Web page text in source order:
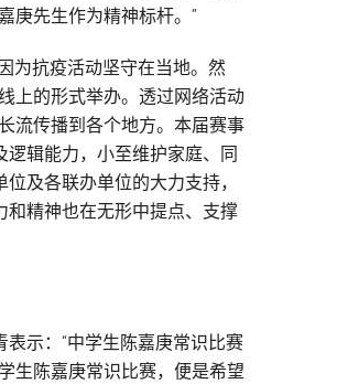
庚先生作为精神标杆。”
为抗疫活动坚守在当地。然
上的形式举办。透过网络活动
流传播到各个地方。本届赛事
辑能力，小至维护家庭、同
及各联办单位的大力支持，
和精神也在无形中提点、支撑
示：“中学生陈嘉庚常识比赛
生陈嘉庚常识比赛，便是希望